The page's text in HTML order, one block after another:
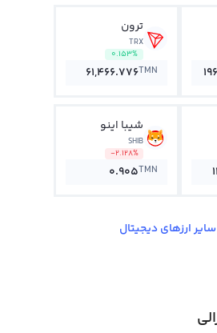
ترون
TRX
0.153%
61,466.776TMN
شیبا اینو
SHIB
-2.128%
0.905TMN
ارزهای دیجیتال